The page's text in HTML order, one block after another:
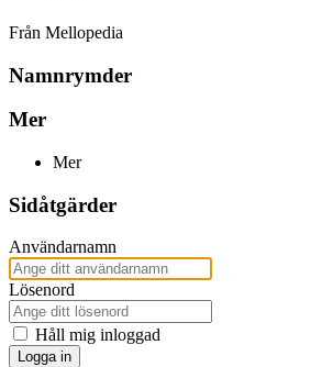
Från Mellopedia
Namnrymder
Mer
Mer
Sidåtgärder
Användarnamn
Lösenord
Håll mig inloggad
Logga in